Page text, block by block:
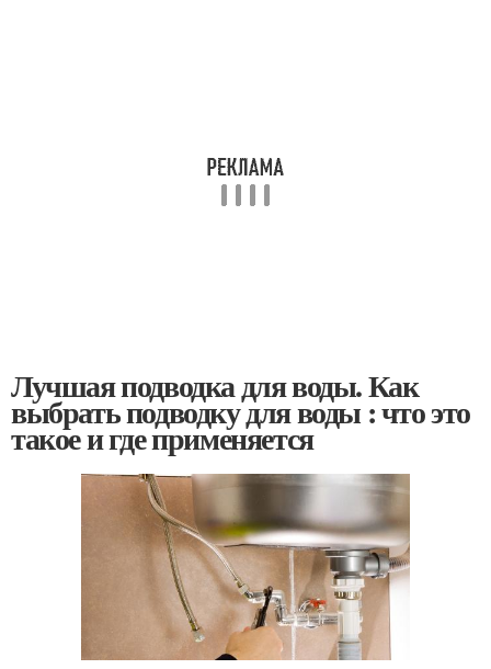
Лучшая подводка для воды. Как
выбрать подводку для воды : что это
такое и где применяется